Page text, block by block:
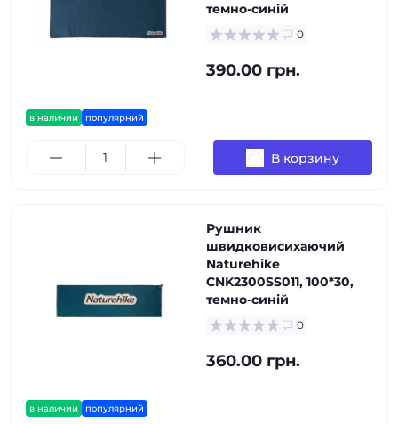
в наличии популярний
темно-синій
0
390.00 грн.
В корзину
в наличии популярний
Рушник
швидковисихаючий
Naturehike
CNK2300SS011, 100*30,
темно-синій
0
360.00 грн.